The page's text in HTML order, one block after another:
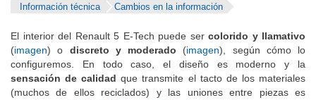
Información técnica
Cambios en la información
El interior del Renault 5 E-Tech puede ser colorido y llamativo
(imagen) o discreto y moderado (imagen), según cómo lo
configuremos. En todo caso, el diseño es moderno y la
sensación de calidad que transmite el tacto de los materiales
(muchos de ellos reciclados) y las uniones entre piezas es